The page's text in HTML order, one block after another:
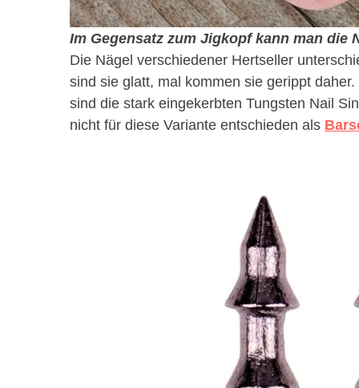
Im Gegensatz zum Jigkopf kann man die
Die Nägel verschiedener Hertseller
sind sie glatt, mal kommen sie gerippt
sind die stark eingekerbten Tungsten Nail
nicht für diese Variante entschieden als